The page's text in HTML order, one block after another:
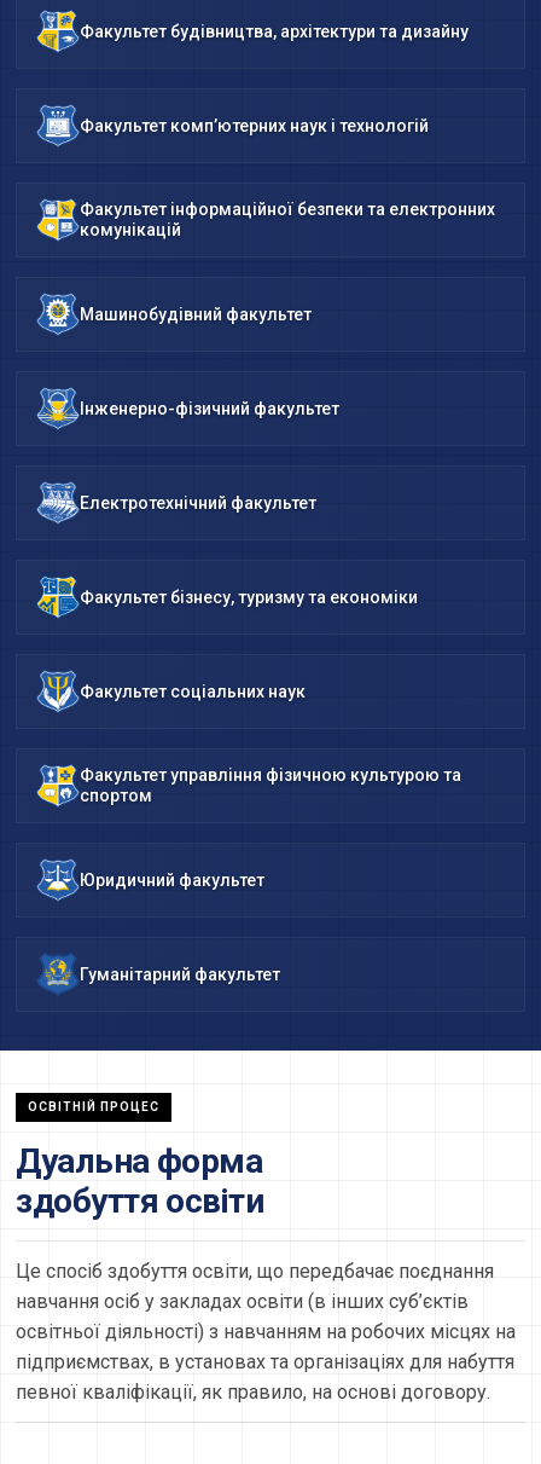
Факультет будівництва, архітектури та дизайну
Факультет комп’ютерних наук і технологій
Факультет інформаційної безпеки та електронних
комунікацій
Машинобудівний факультет
Інженерно-фізичний факультет
Електротехнічний факультет
Факультет бізнесу, туризму та економіки
Факультет соціальних наук
Факультет управління фізичною культурою та
спортом
Юридичний факультет
Гуманітарний факультет
Дуальна форма
здобуття освіти
Це спосіб здобуття освіти, що передбачає поєднання
навчання осіб у закладах освіти (в інших суб’єктів
освітньої діяльності) з навчанням на робочих місцях на
підприємствах, в установах та організаціях для набуття
певної кваліфікації, як правило, на основі договору.